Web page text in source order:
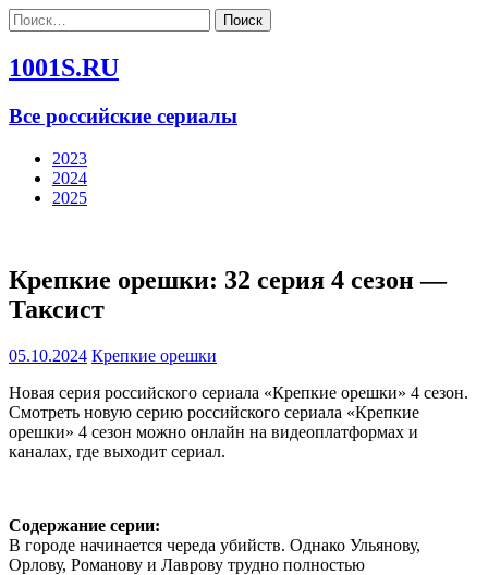
Найти:
1001S.RU
Все российские сериалы
2023
2024
2025
Крепкие орешки: 32 серия 4 сезон —
Таксист
05.10.2024 Крепкие орешки
Новая серия российского сериала «Крепкие орешки» 4 сезон.
Смотреть новую серию российского сериала «Крепкие
орешки» 4 сезон можно онлайн на видеоплатформах и
каналах, где выходит сериал.
Содержание серии:
В городе начинается череда убийств. Однако Ульянову,
Орлову, Романову и Лаврову трудно полностью